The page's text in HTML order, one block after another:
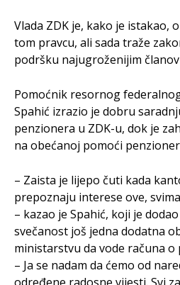
Vlada ZDK je, kako je istakao,
tom pravcu, ali sada traže
podršku najugroženijim
Pomoćnik resornog
Spahić izrazio je dobru
penzionera u ZDK-u, dok je
na obećanoj pomoći
– Zaista je lijepo čuti kada
prepoznaju interese ove,
– kazao je Spahić, koji je
svečanost još jedna dodatna
ministarstvu da vode računa o
– Ja se nadam da ćemo od